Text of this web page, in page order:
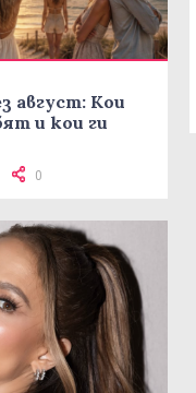
август: Кои
и кои ги
0